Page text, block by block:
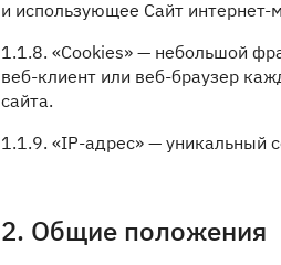
и использующее Сайт интернет-
1.1.8. «Cookies» — небольшой
веб-клиент или веб-браузер
сайта.
1.1.9. «IP-адрес» — уникальный
2. Общие положения